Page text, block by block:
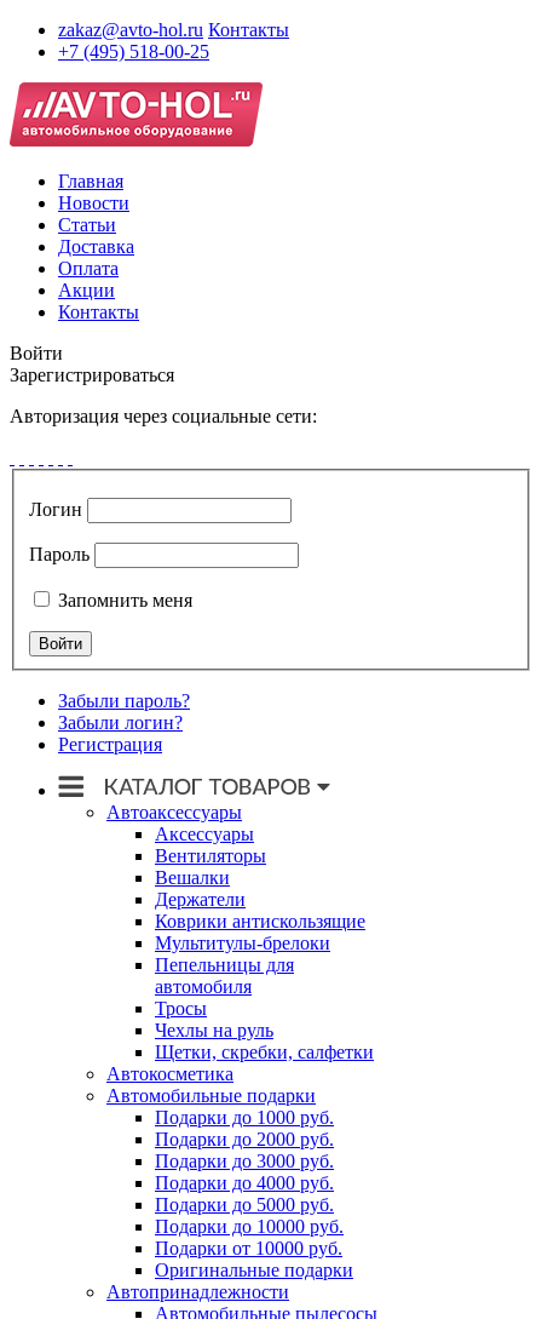
zakaz@avto-hol.ru Контакты
+7 (495) 518-00-25
Главная
Новости
Статьи
Доставка
Оплата
Акции
Контакты
Войти
Зарегистрироваться
Авторизация через социальные сети:
Логин
Пароль
Запомнить меня
Забыли пароль?
Забыли логин?
Регистрация
Автоаксессуары
Аксессуары
Вентиляторы
Вешалки
Держатели
Коврики антискользящие
Мультитулы-брелоки
Пепельницы для
автомобиля
Тросы
Чехлы на руль
Щетки, скребки, салфетки
Автокосметика
Автомобильные подарки
Подарки до 1000 руб.
Подарки до 2000 руб.
Подарки до 3000 руб.
Подарки до 4000 руб.
Подарки до 5000 руб.
Подарки до 10000 руб.
Подарки от 10000 руб.
Оригинальные подарки
Автопринадлежности
Автомобильные пылесосы